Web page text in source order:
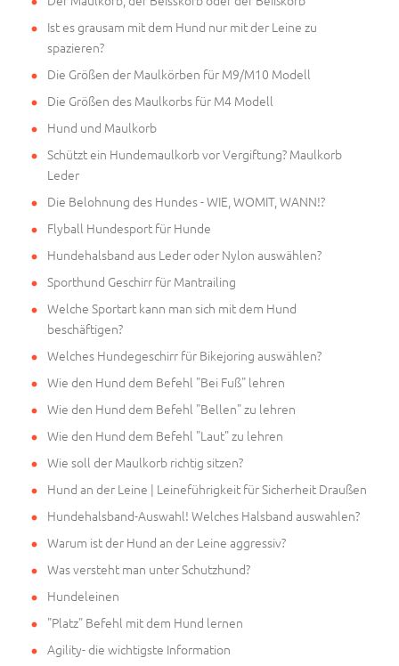
Ist es grausam mit dem Hund nur mit der Leine zu
spazieren?
Die Größen der Maulkörben für M9/M10 Modell
Die Größen des Maulkorbs für M4 Modell
Hund und Maulkorb
Schützt ein Hundemaulkorb vor Vergiftung? Maulkorb
Leder
Die Belohnung des Hundes - WIE, WOMIT, WANN!?
Flyball Hundesport für Hunde
Hundehalsband aus Leder oder Nylon auswählen?
Sporthund Geschirr für Mantrailing
Welche Sportart kann man sich mit dem Hund
beschäftigen?
Welches Hundegeschirr für Bikejoring auswählen?
Wie den Hund dem Befehl "Bei Fuß" lehren
Wie den Hund dem Befehl "Bellen" zu lehren
Wie den Hund dem Befehl "Laut" zu lehren
Wie soll der Maulkorb richtig sitzen?
Hund an der Leine | Leineführigkeit für Sicherheit Draußen
Hundehalsband-Auswahl! Welches Halsband auswahlen?
Warum ist der Hund an der Leine aggressiv?
Was versteht man unter Schutzhund?
Hundeleinen
"Platz" Befehl mit dem Hund lernen
Agility- die wichtigste Information